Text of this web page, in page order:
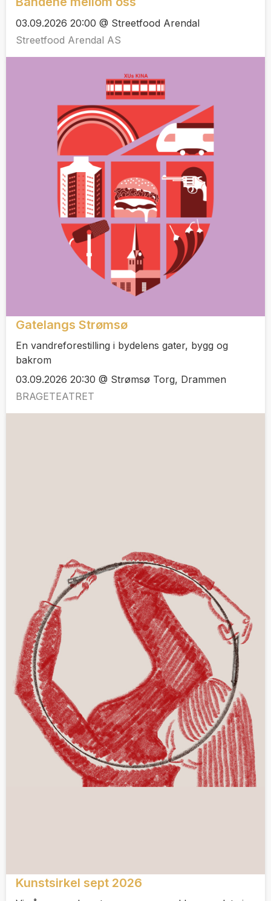
03.09.2026 20:00 @ Streetfood Arendal
Streetfood Arendal AS
Gatelangs Strømsø
En vandreforestilling i bydelens gater, bygg og
bakrom
03.09.2026 20:30 @ Strømsø Torg, Drammen
BRAGETEATRET
Kunstsirkel sept 2026